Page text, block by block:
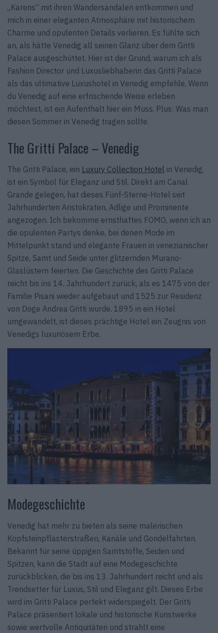
„Karens“ mit ihren Wandersandalen entkommen und
mich in einer eleganten Atmosphäre mit historischem
Charme und opulenten Details verlieren. Es fühlte sich
an, als hätte Venedig all seinen Glanz über dem Gritti
Palace ausgeschüttet. Hier ist der Grund, warum ich als
Fashion Director und Luxusliebhaberin das Gritti Palace
als das ultimative Luxushotel in Venedig empfehle. Wenn
du Venedig auf eine erfrischende Weise erleben
möchtest, ist ein Aufenthalt hier ein Muss. Plus: Was man
diesen Sommer in Venedig tragen sollte.
The Gritti Palace – Venedig
The Gritti Palace, ein Luxury Collection Hotel in Venedig,
ist ein Symbol für Eleganz und Stil. Direkt am Canal
Grande gelegen, hat dieses Fünf-Sterne-Hotel seit
Jahrhunderten Aristokraten, Adlige und Prominente
angezogen. Ich bekomme ernsthaftes FOMO, wenn ich an
die opulenten Partys denke, bei denen Mode im
Mittelpunkt stand und elegante Frauen in venezianischer
Spitze, Samt und Seide unter glitzernden Murano-
Glaslüstern feierten. Die Geschichte des Gritti Palace
reicht bis ins 14. Jahrhundert zurück, als es 1475 von der
Familie Pisani wieder aufgebaut und 1525 zur Residenz
von Doge Andrea Gritti wurde. 1895 in ein Hotel
umgewandelt, ist dieses prächtige Hotel ein Zeugnis von
Venedigs luxuriösem Erbe.
Modegeschichte
Venedig hat mehr zu bieten als seine malerischen
Kopfsteinpflasterstraßen, Kanäle und Gondelfahrten.
Bekannt für seine üppigen Samtstoffe, Seiden und
Spitzen, kann die Stadt auf eine Modegeschichte
zurückblicken, die bis ins 13. Jahrhundert reicht und als
Trendsetter für Luxus, Stil und Eleganz gilt. Dieses Erbe
wird im Gritti Palace perfekt widerspiegelt. Der Gritti
Palace präsentiert lokale und historische Kunstwerke
sowie wertvolle Antiquitäten und strahlt eine